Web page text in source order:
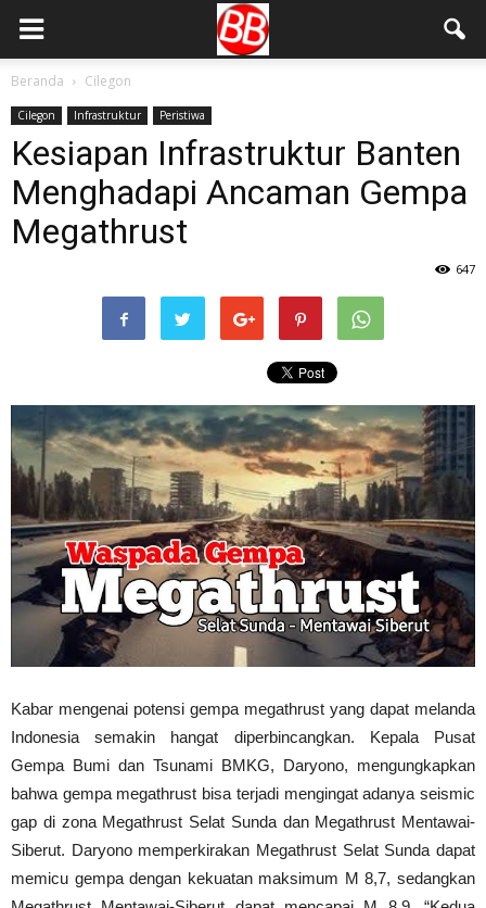
Beranda Cilegon
Cilegon Infrastruktur Peristiwa
Kesiapan Infrastruktur Banten
Menghadapi Ancaman Gempa
Megathrust
647
Kabar mengenai potensi gempa megathrust yang dapat melanda
Indonesia semakin hangat diperbincangkan. Kepala Pusat
Gempa Bumi dan Tsunami BMKG, Daryono, mengungkapkan
bahwa gempa megathrust bisa terjadi mengingat adanya seismic
gap di zona Megathrust Selat Sunda dan Megathrust Mentawai-
Siberut. Daryono memperkirakan Megathrust Selat Sunda dapat
memicu gempa dengan kekuatan maksimum M 8,7, sedangkan